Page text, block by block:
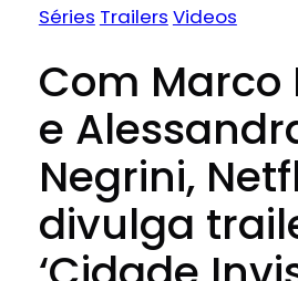
Séries Trailers Videos
Com Marco
e
Negrini,
divulga